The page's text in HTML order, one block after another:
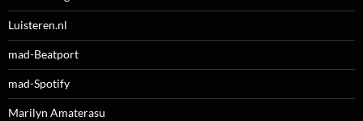
Luisteren.nl
mad-Beatport
mad-Spotify
Marilyn Amaterasu